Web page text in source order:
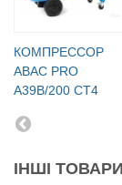
КОМПРЕССОР
ABAC PRO
A39B/200 CT4
ІНШІ